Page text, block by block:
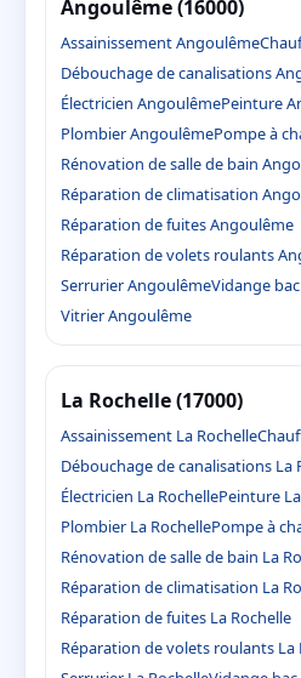
Angoulême (16000)
Assainissement Angoulême
Débouchage de canalisations
Électricien AngoulêmePeinture
Plombier AngoulêmePompe à
Rénovation de salle de bain
Réparation de climatisation
Réparation de fuites Angoulême
Réparation de volets roulants
Serrurier AngoulêmeVidange
Vitrier Angoulême
La Rochelle (17000)
Assainissement La Rochelle
Débouchage de canalisations La
Électricien La RochellePeinture
Plombier La RochellePompe à
Rénovation de salle de bain La
Réparation de climatisation La
Réparation de fuites La Rochelle
Réparation de volets roulants La